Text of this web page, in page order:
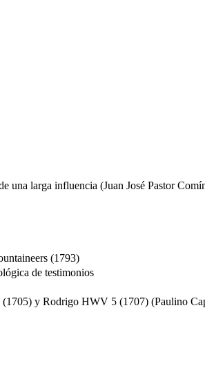
una larga influencia (Juan José Pastor
(1793)
de testimonios
y Rodrigo HWV 5 (1707) (Paulino